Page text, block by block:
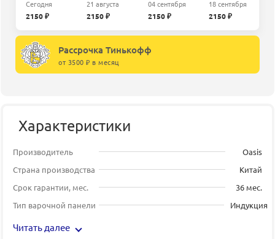
Сегодня
2150 ₽
21 августа
2150 ₽
04 сентября
2150 ₽
18 сентября
2150 ₽
Рассрочка Тинькофф
от 3500 ₽ в месяц
Характеристики
Производитель
Oasis
Страна производства
Китай
Срок гарантии, мес.
36 мес.
Тип варочной панели
Индукция
Читать далее